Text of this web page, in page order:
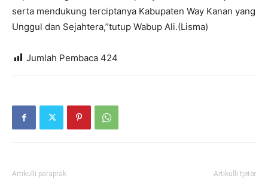
serta mendukung terciptanya Kabupaten Way Kanan yang
Unggul dan Sejahtera,”tutup Wabup Ali.(Lisma)
Jumlah Pembaca 424
Artikulli paraprak Artikulli tjetër